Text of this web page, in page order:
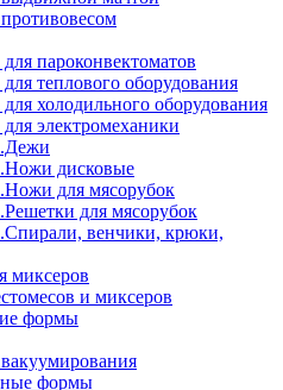
пароконвектоматов
теплового оборудования
холодильного оборудования
электромеханики
дисковые
для мясорубок
для мясорубок
венчики, крюки,
миксеров
и миксеров
формы
формы